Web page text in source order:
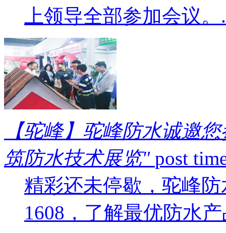
上领导全部参加会议。
【驼峰】驼峰防水诚邀
筑防水技术展览" post
精彩还未停歇，驼峰
1608，了解最优防水